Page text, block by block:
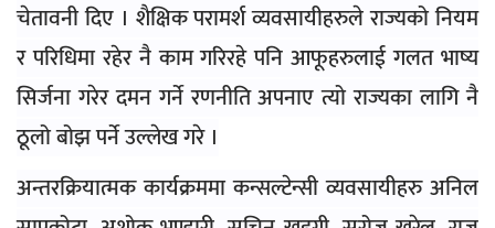
चेतावनी दिए । शैक्षिक परामर्श व्यवसायीहरुले राज्यको नियम
र परिधिमा रहेर नै काम गरिरहे पनि आफूहरुलाई गलत भाष्य
सिर्जना गरेर दमन गर्ने रणनीति अपनाए त्यो राज्यका लागि नै
ठूलो बोझ पर्ने उल्लेख गरे ।
अन्तरक्रियात्मक कार्यक्रममा कन्सल्टेन्सी व्यवसायीहरु अनिल